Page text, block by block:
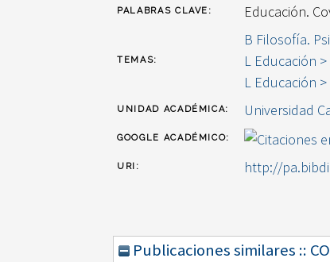
PALABRAS CLAVE: Educación.
TEMAS:
B Filosofía.
L Educación
L Educación
UNIDAD ACADÉMICA: Universidad
GOOGLE ACADÉMICO:
URI: http://
Publicaciones similares ::